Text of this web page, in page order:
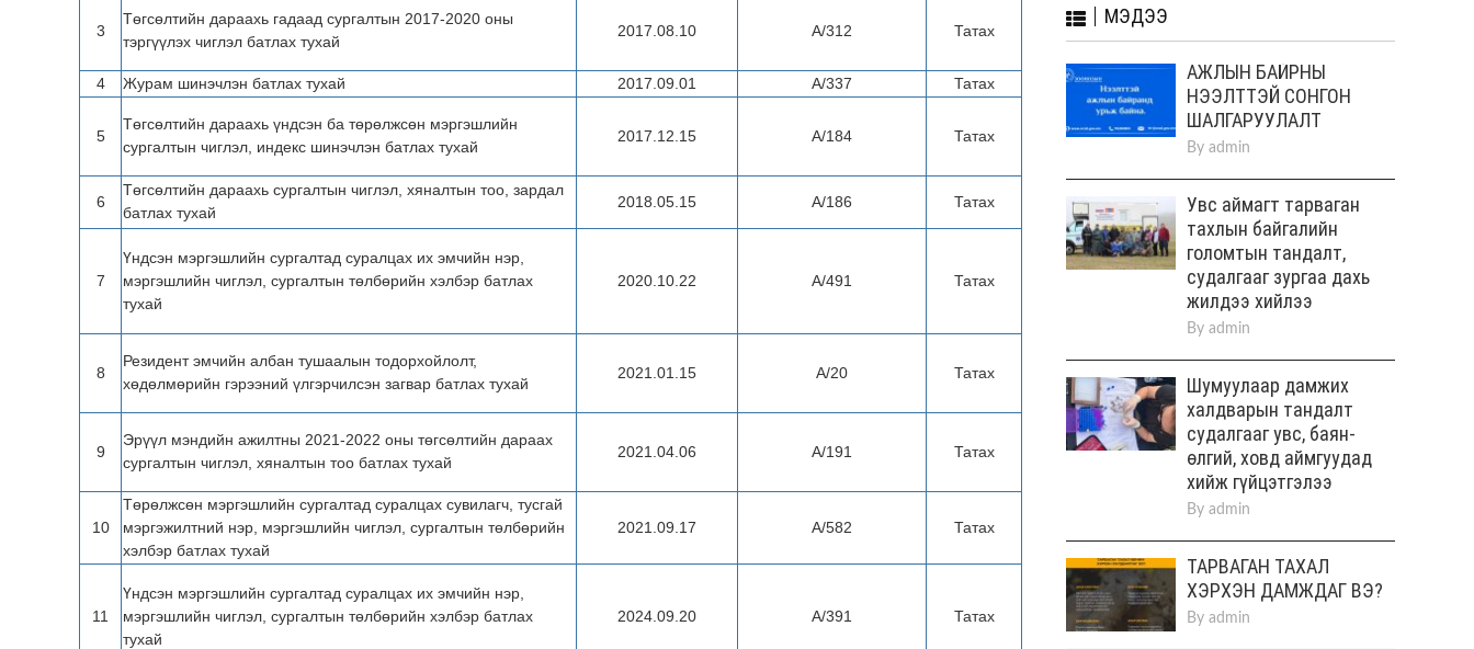
3
Төгсөлтийн дараахь гадаад сургалтын 2017-2020 оны
тэргүүлэх чиглэл батлах тухай
2017.08.10 А/312 Татах
4 Журам шинэчлэн батлах тухай 2017.09.01 А/337 Татах
5
Төгсөлтийн дараахь үндсэн ба төрөлжсөн мэргэшлийн
сургалтын чиглэл, индекс шинэчлэн батлах тухай
2017.12.15 А/184 Татах
6
Төгсөлтийн дараахь сургалтын чиглэл, хяналтын тоо, зардал
батлах тухай
2018.05.15 А/186 Татах
7
Үндсэн мэргэшлийн сургалтад суралцах их эмчийн нэр,
мэргэшлийн чиглэл, сургалтын төлбөрийн хэлбэр батлах
тухай
2020.10.22 А/491 Татах
8
Резидент эмчийн албан тушаалын тодорхойлолт,
хөдөлмөрийн гэрээний үлгэрчилсэн загвар батлах тухай
2021.01.15 А/20 Татах
9
Эрүүл мэндийн ажилтны 2021-2022 оны төгсөлтийн дараах
сургалтын чиглэл, хяналтын тоо батлах тухай
2021.04.06 А/191 Татах
10
Төрөлжсөн мэргэшлийн сургалтад суралцах сувилагч, тусгай
мэргэжилтний нэр, мэргэшлийн чиглэл, сургалтын төлбөрийн
хэлбэр батлах тухай
2021.09.17 А/582 Татах
11
Үндсэн мэргэшлийн сургалтад суралцах их эмчийн нэр,
мэргэшлийн чиглэл, сургалтын төлбөрийн хэлбэр батлах
тухай
2024.09.20 А/391 Татах
МЭДЭЭ
АЖЛЫН БАЙРНЫ
НЭЭЛТТЭЙ СОНГОН
ШАЛГАРУУЛАЛТ
By admin
Увс аймагт тарваган
тахлын байгалийн
голомтын тандалт,
судалгааг зургаа дахь
жилдээ хийлээ
By admin
Шумуулаар дамжих
халдварын тандалт
судалгааг увс, баян-
өлгий, ховд аймгуудад
хийж гүйцэтгэлээ
By admin
ТАРВАГАН ТАХАЛ
ХЭРХЭН ДАМЖДАГ ВЭ?
By admin